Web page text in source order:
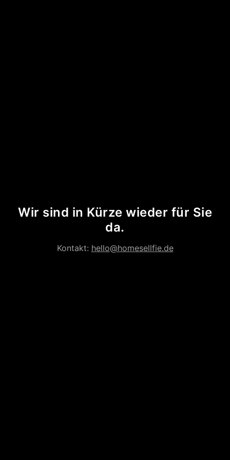
Wir sind in Kürze wieder für Sie
da.
Kontakt: hello@homesellfie.de